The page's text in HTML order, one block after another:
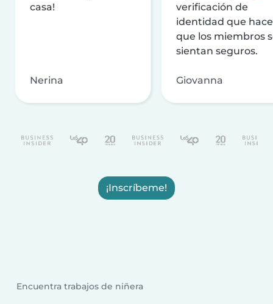
casa!
Nerina
verificación de
identidad que
que los miembros
sientan seguros.
Giovanna
¡Inscríbeme!
Encuentra trabajos de niñera